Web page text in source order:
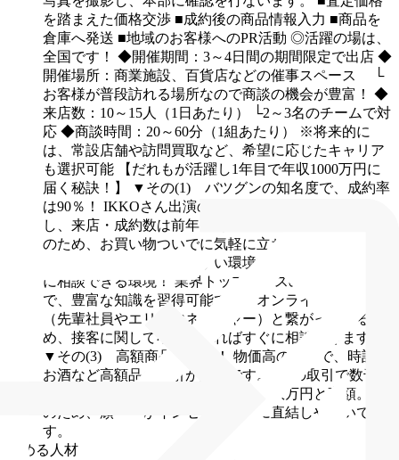
を踏まえた価格交渉 ■成約後の商品情報入力 ■商品を
倉庫へ発送 ■地域のお客様へのPR活動 ◎活躍の場は、
全国です！
◆開催期間：3～4日間の期間限定で出店 ◆
開催場所：商業施設、百貨店などの催事スペース
└
お客様が普段訪れる場所なので商談の機会が豊富！
◆
来店数：10～15人（1日あたり）
└2～3名のチームで対
応 ◆商談時間：20～60分（1組あたり）
※将来的に
は、常設店舗や訪問買取など、希望に応じたキャリア
も選択可能
【だれもが活躍し1年目で年収1000万円に
届く秘訣！】
▼その(1) バツグンの知名度で、成約率
は90％！
IKKOさん出演のTVCMで知名度が急上昇
し、来店・成約数は前年比2倍以上。商業施設での開催
のため、お買い物ついでに気軽に立ち寄る方が多く、
未経験でも成果を出しやすい環境です。
に相談できる環境！
業界トップクラスの品目を扱う中
で、豊富な知識を習得可能です。オンラインで本部
（先輩社員やエリアマネージャー）と繋がっているた
め、接客に関して不安があればすぐに相談できます。
▼その(3) 高額商品の取引！
物価高の影響で、時計や
お酒など高額品の取引が活発です。1度の取引で数千万
円になることもあり、平均単価も十数万円と高額。そ
のため、頑張りがインセンティブに直結しやすいで
す。
求める人材